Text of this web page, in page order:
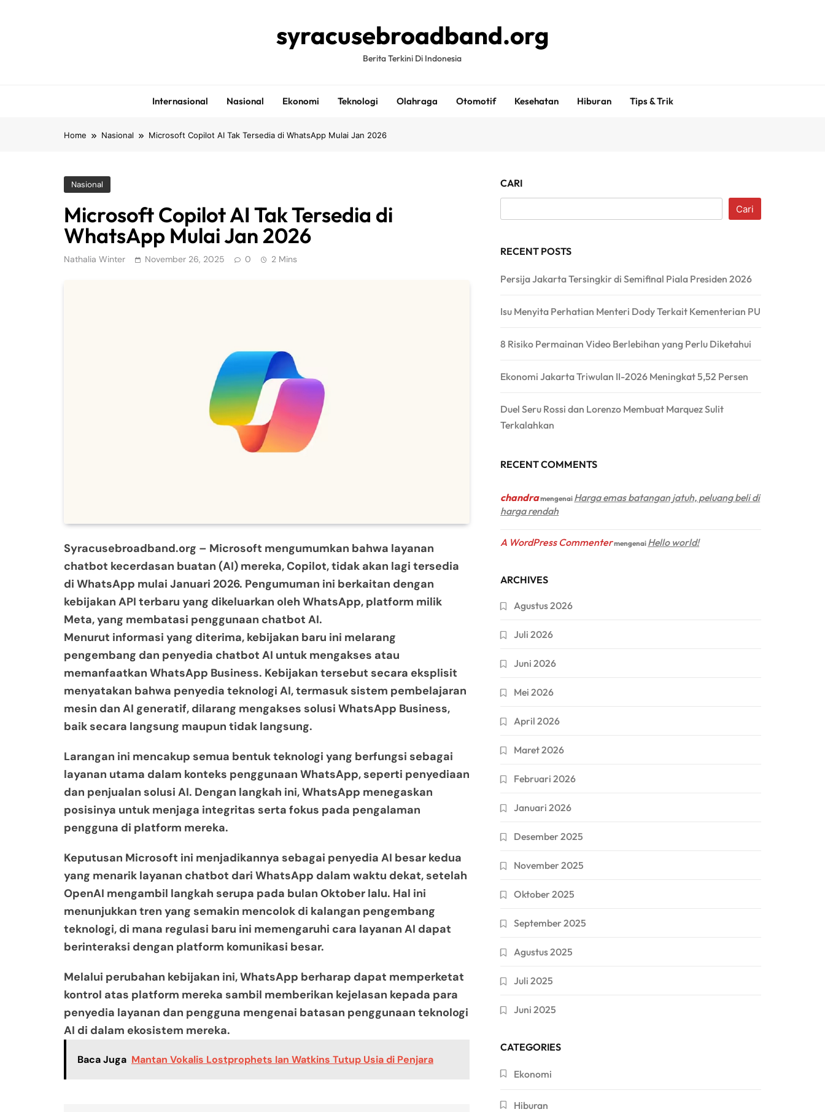
syracusebroadband.org
Berita Terkini Di Indonesia
Internasional Nasional Ekonomi Teknologi Olahraga Otomotif Kesehatan Hiburan Tips & Trik
Home Nasional Microsoft Copilot AI Tak Tersedia di WhatsApp Mulai Jan 2026
Nasional
Microsoft Copilot AI Tak Tersedia di
WhatsApp Mulai Jan 2026
Nathalia Winter November 26, 2025 0 2 Mins
Syracusebroadband.org – Microsoft mengumumkan bahwa layanan
chatbot kecerdasan buatan (AI) mereka, Copilot, tidak akan lagi tersedia
di WhatsApp mulai Januari 2026. Pengumuman ini berkaitan dengan
kebijakan API terbaru yang dikeluarkan oleh WhatsApp, platform milik
Meta, yang membatasi penggunaan chatbot AI.
Menurut informasi yang diterima, kebijakan baru ini melarang
pengembang dan penyedia chatbot AI untuk mengakses atau
memanfaatkan WhatsApp Business. Kebijakan tersebut secara eksplisit
menyatakan bahwa penyedia teknologi AI, termasuk sistem pembelajaran
mesin dan AI generatif, dilarang mengakses solusi WhatsApp Business,
baik secara langsung maupun tidak langsung.
Larangan ini mencakup semua bentuk teknologi yang berfungsi sebagai
layanan utama dalam konteks penggunaan WhatsApp, seperti penyediaan
dan penjualan solusi AI. Dengan langkah ini, WhatsApp menegaskan
posisinya untuk menjaga integritas serta fokus pada pengalaman
pengguna di platform mereka.
Keputusan Microsoft ini menjadikannya sebagai penyedia AI besar kedua
yang menarik layanan chatbot dari WhatsApp dalam waktu dekat, setelah
OpenAI mengambil langkah serupa pada bulan Oktober lalu. Hal ini
menunjukkan tren yang semakin mencolok di kalangan pengembang
teknologi, di mana regulasi baru ini memengaruhi cara layanan AI dapat
berinteraksi dengan platform komunikasi besar.
Melalui perubahan kebijakan ini, WhatsApp berharap dapat memperketat
kontrol atas platform mereka sambil memberikan kejelasan kepada para
penyedia layanan dan pengguna mengenai batasan penggunaan teknologi
AI di dalam ekosistem mereka.
Baca Juga Mantan Vokalis Lostprophets Ian Watkins Tutup Usia di Penjara
CARI
Cari
RECENT POSTS
Persija Jakarta Tersingkir di Semifinal Piala Presiden 2026
Isu Menyita Perhatian Menteri Dody Terkait Kementerian PU
8 Risiko Permainan Video Berlebihan yang Perlu Diketahui
Ekonomi Jakarta Triwulan II-2026 Meningkat 5,52 Persen
Duel Seru Rossi dan Lorenzo Membuat Marquez Sulit
Terkalahkan
RECENT COMMENTS
chandramengenai Harga emas batangan jatuh, peluang beli di
harga rendah
A WordPress Commentermengenai Hello world!
ARCHIVES
Agustus 2026
Juli 2026
Juni 2026
Mei 2026
April 2026
Maret 2026
Februari 2026
Januari 2026
Desember 2025
November 2025
Oktober 2025
September 2025
Agustus 2025
Juli 2025
Juni 2025
CATEGORIES
Ekonomi
Hiburan